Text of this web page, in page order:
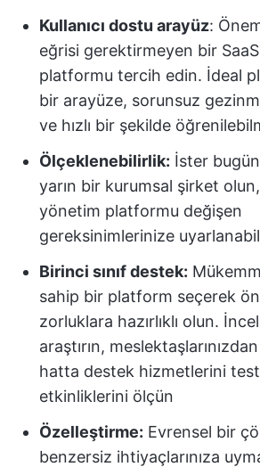
Kullanıcı dostu arayüz:
eğrisi gerektirmeyen bir
platformu tercih edin. İdeal
bir arayüze, sorunsuz
ve hızlı bir şekilde
Ölçeklenebilirlik: İster
yarın bir kurumsal şirket
yönetim platformu değişen
gereksinimlerinize
Birinci sınıf destek:
sahip bir platform seçerek
zorluklara hazırlıklı olun.
araştırın,
hatta destek hizmetlerini
etkinliklerini ölçün
Özelleştirme: Evrensel bir
benzersiz ihtiyaçlarınıza